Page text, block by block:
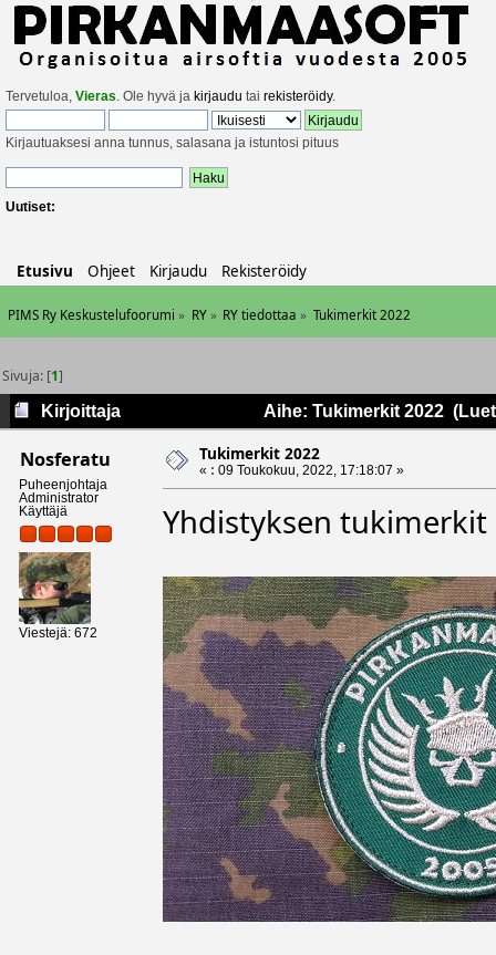
Tervetuloa, Vieras. Ole hyvä ja kirjaudu tai rekisteröidy.
Kirjautuaksesi anna tunnus, salasana ja istuntosi pituus
Uutiset:
Etusivu Ohjeet Kirjaudu Rekisteröidy
PIMS Ry Keskustelufoorumi » RY» RY tiedottaa » Tukimerkit 2022
Sivuja: [1]
Kirjoittaja Aihe: Tukimerkit 2022
Nosferatu
Puheenjohtaja
Administrator
Käyttäjä
Viestejä: 672
Tukimerkit 2022
« : 09 Toukokuu, 2022, 17:18:07 »
Yhdistyksen